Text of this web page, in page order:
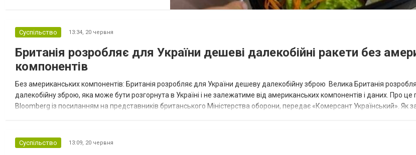
регулярное питание уходит на второй
план. В результате многие переходят на
быстрые перекусы или пропускают приемы
пищи, что негативно влияет на
самочувствие и уровень энергии. Готов...
Суспільство 13:34, 20 червня
Британія розробляє для України дешеві далекобійні ракети без
компонентів
Без американських компонентів: Британія розробляє для України дешеву далекобійну зброю Велика Британія
далекобійну зброю, яка може бути розгорнута в Україні і не залежатиме від американських компонентів і даних. Про це
Bloomberg із посиланням на представників британського Міністерства оборони, передає «Комерсант Український». Як
Суспільство 13:09, 20 червня